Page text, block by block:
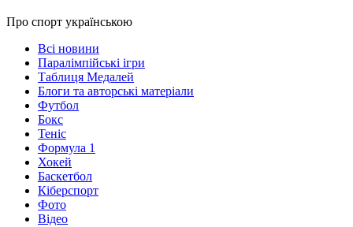
Про спорт українською
Всі новини
Паралімпійські ігри
Таблиця Медалей
Блоги та авторські матеріали
Футбол
Бокс
Теніс
Формула 1
Хокей
Баскетбол
Кіберспорт
Фото
Відео